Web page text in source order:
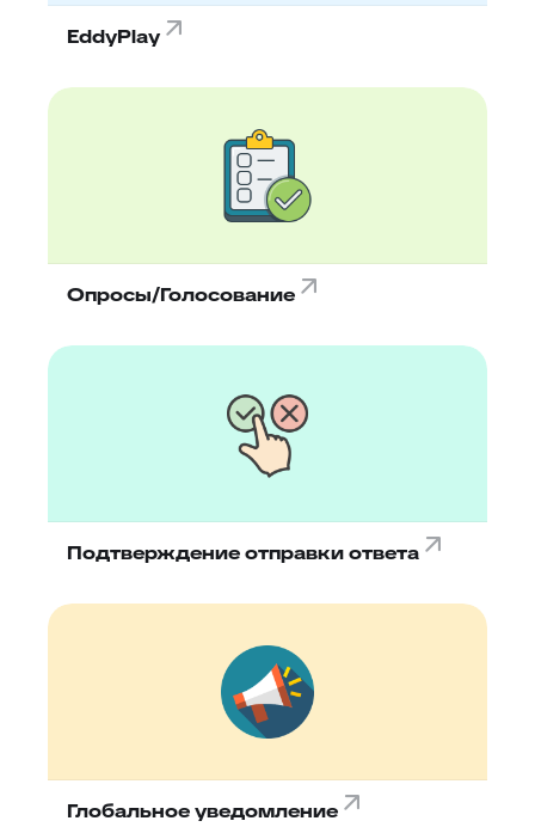
EddyPlay
Опросы/Голосование
Подтверждение отправки ответа
Глобальное уведомление